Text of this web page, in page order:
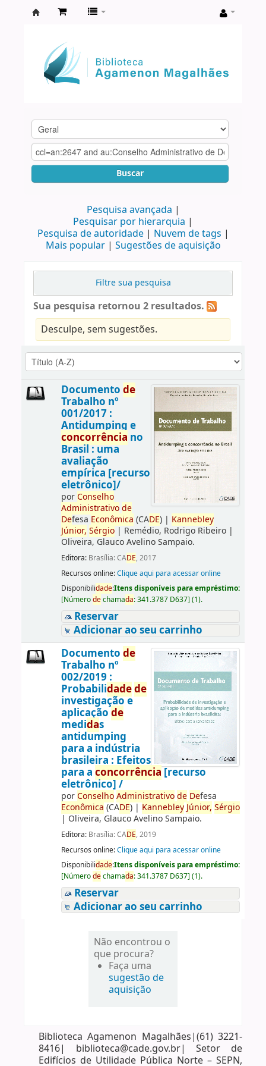
Agamenon
Magalhães
Buscar
Pesquisa avançada
Pesquisar por hierarquia
Pesquisa de autoridade
Nuvem de tags
Mais popular
Sugestões de aquisição
Filtre sua pesquisa
Sua pesquisa retornou 2 resultados.
Desculpe, sem sugestões.
Documento de
Trabalho nº
001/2017 :
Antidumping e
concorrência no
Brasil : uma
avaliação
empírica [recurso
eletrônico]/
porConselho
Administrativo de
Defesa Econômica (CADE)| Kannebley
Júnior, Sérgio| Remédio, Rodrigo Ribeiro|
Oliveira, Glauco Avelino Sampaio.
Editora: Brasília: CADE, 2017
Recursos online:Clique aqui para acessar online
Disponibilidade:Itens disponíveis para empréstimo:
[Númerodechamada:341.3787 D637] (1).
Reservar
Adicionar ao seu carrinho
Documento de
Trabalho nº
002/2019 :
Probabilidadede
investigação e
aplicação de
medidas
antidumping
para a indústria
brasileira : Efeitos
para a concorrência [recurso
eletrônico] /
porConselho Administrativo de Defesa
Econômica (CADE)| Kannebley Júnior, Sérgio
| Oliveira, Glauco Avelino Sampaio.
Editora: Brasília: CADE, 2019
Recursos online:Clique aqui para acessar online
Disponibilidade:Itens disponíveis para empréstimo:
[Númerodechamada:341.3787 D637] (1).
Reservar
Adicionar ao seu carrinho
Não encontrou o
que procura?
Faça uma
sugestão de
aquisição
Biblioteca Agamenon Magalhães|(61) 3221-
8416| biblioteca@cade.gov.br| Setor de
Edifícios de Utilidade Pública Norte – SEPN,